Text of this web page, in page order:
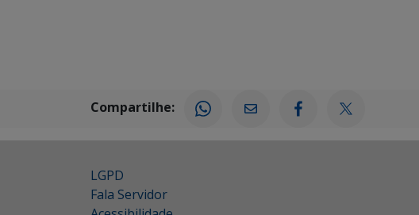
Compartilhe:
LGPD
Fala Servidor